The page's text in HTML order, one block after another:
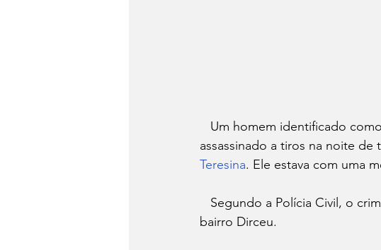
assassinado a tiros na noite de
Teresina. Ele estava com uma
bairro Dirceu.